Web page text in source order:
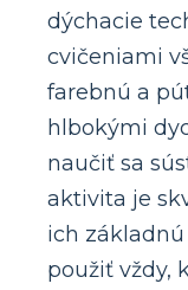
dýchacie
cvičeniami
farebnú a
hlbokými
naučiť sa
aktivita je
ich
použiť vždy,